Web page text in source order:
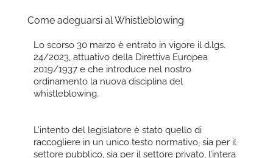
Come adeguarsi al Whistleblowing
Lo scorso 30 marzo è entrato in vigore il d.lgs.
24/2023, attuativo della Direttiva Europea
2019/1937 e che introduce nel nostro
ordinamento la nuova disciplina del
whistleblowing.
L’intento del legislatore è stato quello di
raccogliere in un unico testo normativo, sia per il
settore pubblico, sia per il settore privato, l’intera